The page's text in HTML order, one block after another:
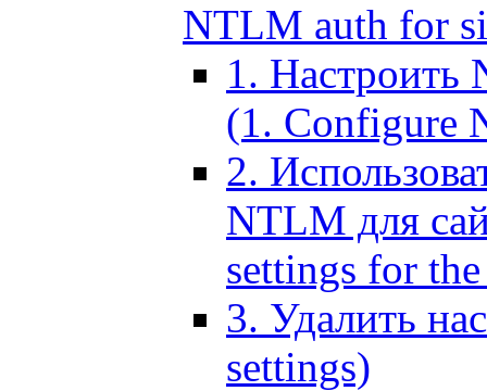
NTLM auth for
1. Настроить
(1. Configure
2.
NTLM для
settings for
3. Удалить
settings)